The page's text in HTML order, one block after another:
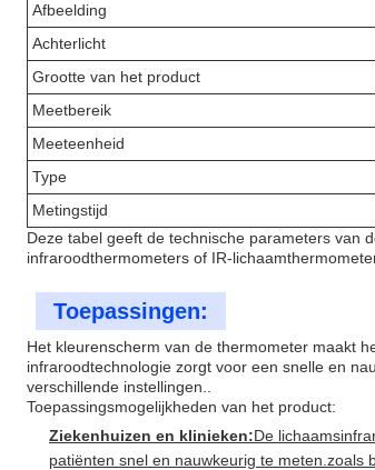
Afbeelding
Achterlicht
Grootte van het product
Meetbereik
Meeteenheid
Type
Metingstijd
Deze tabel geeft de technische parameters van
infraroodthermometers of IR-
Toepassingen:
Het kleurenscherm van de thermometer maakt
infraroodtechnologie zorgt voor een snelle en
verschillende instellingen..
Toepassingsmogelijkheden van het product:
Ziekenhuizen en klinieken:De
patiënten snel en nauwkeurig te meten.zoals